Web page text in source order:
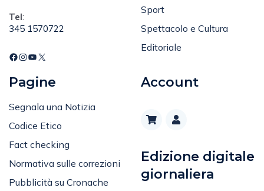
Tel:
345 1570722
Sport
Spettacolo e Cultura
Editoriale
Pagine
Segnala una Notizia
Codice Etico
Fact checking
Normativa sulle correzioni
Pubblicità su Cronache
Account
Edizione digitale
giornaliera